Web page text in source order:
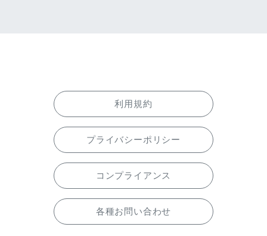
利用規約
プライバシーポリシー
コンプライアンス
各種お問い合わせ